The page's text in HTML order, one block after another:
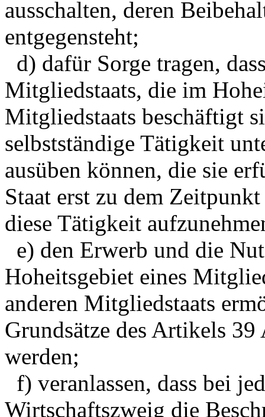
ausschalten, deren
entgegensteht;
d) dafür Sorge tragen,
Mitgliedstaats, die im
Mitgliedstaats beschäftigt
selbstständige Tätigkeit
ausüben können, die sie
Staat erst zu dem
diese Tätigkeit
e) den Erwerb und die
Hoheitsgebiet eines
anderen Mitgliedstaats
Grundsätze des Artikels
werden;
f) veranlassen, dass bei
Wirtschaftszweig die